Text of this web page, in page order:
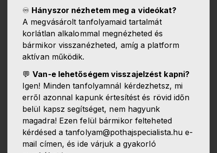
♾️ Hányszor nézhetem meg a videókat?
A megvásárolt tanfolyamaid tartalmát
korlátlan alkalommal megnézheted és
bármikor visszanézheted, amíg a platform
aktívan működik.
💬Van-e lehetőségem visszajelzést kapni?
Igen! Minden tanfolyamnál kérdezhetsz, mi
erről azonnal kapunk értesítést és rövid időn
belül kapsz segítséget, nem hagyunk
magadra! Ezen felül bármikor felteheted
kérdésed a tanfolyam@pothajspecialista.hu e-
mail címen, és ide várjuk a gyakorló